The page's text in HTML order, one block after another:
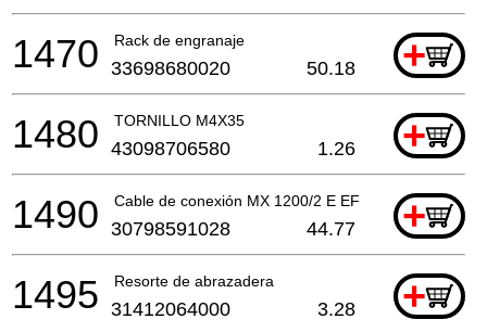
Rack de engranaje +
1470 33698680020 50.18
TORNILLO M4X35 +
1480 43098706580 1.26
Cable de conexión MX 1200/2 E EF +
1490 30798591028 44.77
Resorte de abrazadera +
1495 31412064000 3.28